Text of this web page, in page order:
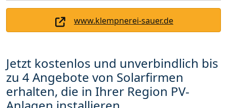
www.klempnerei-sauer.de
Jetzt kostenlos und unverbindlich bis
zu 4 Angebote von Solarfirmen
erhalten, die in Ihrer Region PV-